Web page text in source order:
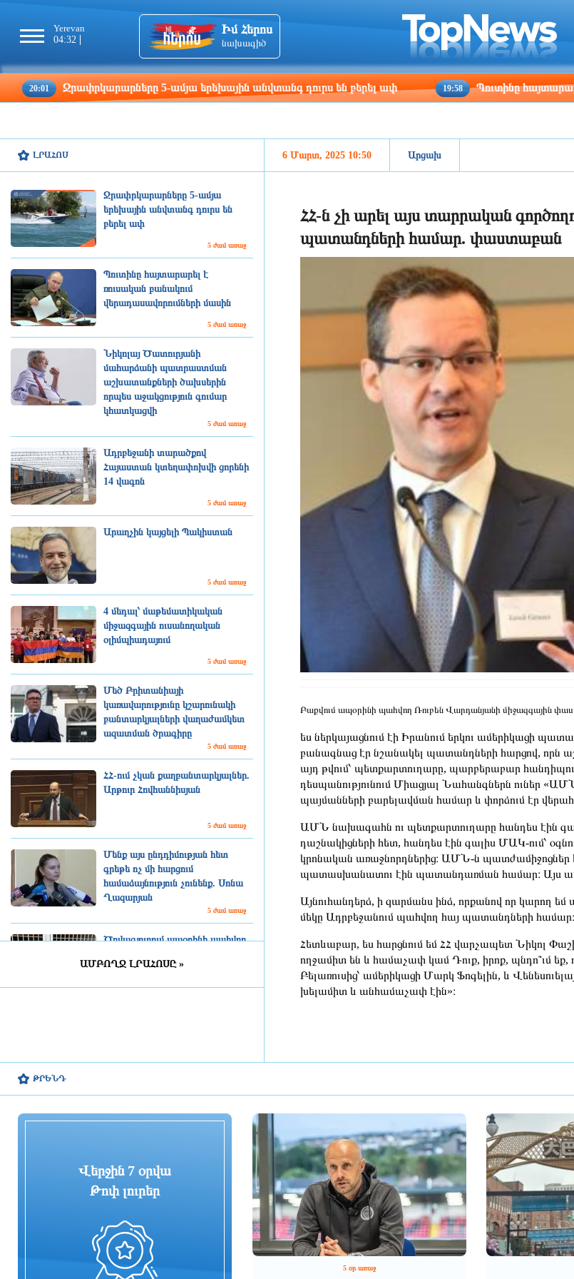
Yerevan
04:32
Tbilisi
04:32
Moscow
03:32
Los Angeles
17:32
Beijing
08:32
Իմ Հերոս
նախագիծ
Ջրափրկարարները 5-ամյա երեխային անվտանգ դուրս են բերել ափ 19:58 Պուտինը հայտարարել է
ԼՐԱՀՈՍ
Ջրափրկարարները 5-ամյա
երեխային անվտանգ դուրս են
բերել ափ
5 ժամ առաջ
Պուտինը հայտարարել է
ռուսական բանակում
վերադասավորումների մասին
5 ժամ առաջ
Նիկոլայ Ծատուրյանի
մահարձանի պատրաստման
աշխատանքների ծախսերին
որպես աջակցություն գումար
կհատկացվի
5 ժամ առաջ
Ադրբեջանի տարածքով
Հայաստան կտեղափոխվի ցորենի
14 վագոն
5 ժամ առաջ
Արաղչին կայցելի Պակիստան
5 ժամ առաջ
4 մեդալ՝ մաթեմատիկական
միջազգային ուսանողական
օլիմպիադայում
5 ժամ առաջ
Մեծ Բրիտանիայի
կառավարությունը կշարունակի
բանտարկյալների վաղաժամկետ
ազատման ծրագիրը
5 ժամ առաջ
ՀՀ-ում չկան քաղբանտարկյալներ.
Արթուր Հովհաննիսյան
5 ժամ առաջ
Մենք այս ընդդիմության հետ
գրեթե ոչ մի հարցում
համաձայնություն չունենք. Սոնա
Ղազարյան
5 ժամ առաջ
Ծովագյուղում ապօրինի պահվող
մասնագետների խնամքին․ ԲԸՏՄ
5 ժամ առաջ
ԱՄՆ-ն կարող է վերացնել Իրանի
շրջափակումը. FT
«Մուլտի գրուպ» կոնցեռնի
նախկին գլխավոր տնօրենը և
Լիբանանում ավելի քան 800
հազար տեղահանված փորձում է
ԱՄԲՈՂՋ ԼՐԱՀՈՍԸ »
6 Մարտ, 2025 10:50 Արցախ
ՀՀ-ն չի արել այս տարրական
պատանդների համար. փաստաբան
Բաքվում ապօրինի պահվող Ռուբեն Վարդանյանի միջազգային
ես ներկայացնում էի Իրանում երկու ամերիկացի
բանագնաց էր նշանակել պատանդների հարցով, որն
այդ թվում՝ պետքարտուղարը, պարբերաբար
դեսպանությունում Միացյալ Նահանգներն ուներ
պայմանների բարելավման համար և փորձում էր
ԱՄՆ նախագահն ու պետքարտուղարը հանդես էին
դաշնակիցների հետ, հանդես էին գալիս ՄԱԿ-ում՝
կրոնական առաջնորդներից։ ԱՄՆ-ն
պատասխանատու էին պատանդառման համար։ Այս
Այնուհանդերձ, ի զարմանս ինձ, որքանով որ կարող եմ
մեկը Ադրբեջանում պահվող հայ պատանդների համար։
Հետևաբար, ես հարցնում եմ ՀՀ վարչապետ Նիկոլ
ողջամիտ են և համաչափ կամ Դուք, իրոք, պնդո՞ւմ եք,
Բելառուսից՝ ամերիկացի Մարկ Ֆոգելին, և
խելամիտ և անհամաչափ էին»։
ԹՐԵՆԴ
Վերջին 7 օրվա
Թոփ լուրեր
5 օր առաջ